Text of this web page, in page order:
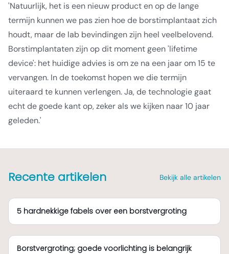
'Natuurlijk, het is een nieuw product en op de lange
termijn kunnen we pas zien hoe de borstimplantaat zich
houdt, maar de lab bevindingen zijn heel veelbelovend.
Borstimplantaten zijn op dit moment geen 'lifetime
device': het huidige advies is om ze na een jaar om 15 te
vervangen. In de toekomst hopen we die termijn
uiteraard te kunnen verlengen. Ja, de technologie gaat
echt de goede kant op, zeker als we kijken naar 10 jaar
geleden.'
Recente artikelen Bekijk alle artikelen
5 hardnekkige fabels over een borstvergroting
Borstvergroting; goede voorlichting is belangrijk